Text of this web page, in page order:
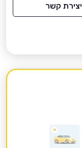
יצירת קשר